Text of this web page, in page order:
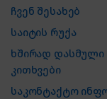
ჩვენ შესახებ
საიტის რუქა
ხშირად დასმული
კითხვები
საკონტაქტო